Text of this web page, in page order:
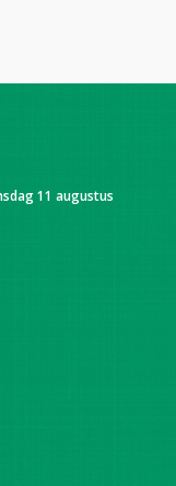
11 augustus